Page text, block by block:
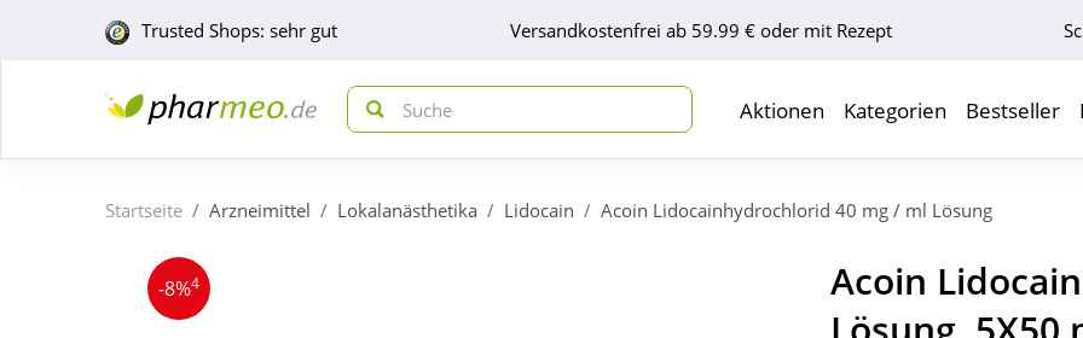
Trusted Shops: sehr gut Versandkostenfrei ab 59.99 € oder mit Rezept
Aktionen Kategorien Bestseller
Startseite Arzneimittel Lokalanästhetika Lidocain Acoin Lidocainhydrochlorid 40 mg / ml Lösung
-8%4
Acoin